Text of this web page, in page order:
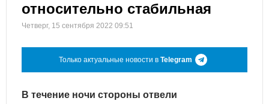
относительно стабильная
Четверг, 15 сентября 2022 09:51
Только актуальные новости в Telegram
В течение ночи стороны отвели